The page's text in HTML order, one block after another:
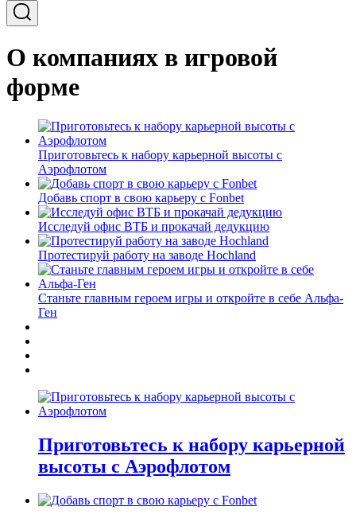
О компаниях в игровой
форме
Приготовьтесь к набору карьерной высоты с
Аэрофлотом
Добавь спорт в свою карьеру с Fonbet
Исследуй офис ВТБ и прокачай дедукцию
Протестируй работу на заводе Hochland
Станьте главным героем игры и откройте в себе Альфа-
Ген
Приготовьтесь к набору карьерной
высоты с Аэрофлотом